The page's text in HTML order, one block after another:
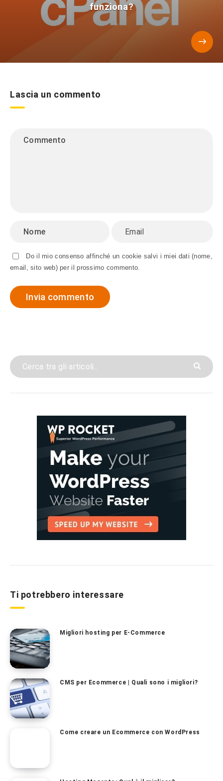
funziona?
Lascia un commento
Do il mio consenso affinché un cookie salvi i miei dati (nome,
email, sito web) per il prossimo commento.
Ti potrebbero interessare
Migliori hosting per E-Commerce
CMS per Ecommerce | Quali sono i migliori?
Come creare un Ecommerce con WordPress